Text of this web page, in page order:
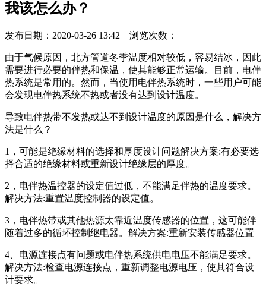
我该怎么办？
发布日期：2020-03-26 13:42 浏览次数：
由于气候原因，北方管道冬季温度相对较低，容易结冰，因此
需要进行必要的伴热和保温，使其能够正常运输。目前，电伴
热系统是常用的。然而，当使用电伴热系统时，一些用户可能
会发现电伴热系统不热或者没有达到设计温度。
导致电伴热带不发热或达不到设计温度的原因是什么，解决方
法是什么？
1，可能是绝缘材料的选择和厚度设计问题解决方案:有必要选
择合适的绝缘材料或重新设计绝缘层的厚度。
2，电伴热温控器的设定值过低，不能满足伴热的温度要求。
解决方法:重置温度控制器的设定值。
3，电伴热带或其他热源太靠近温度传感器的位置，这可能伴
随着过多的循环控制继电器。解决方案:重新安装传感器位置
4、电源连接点有问题或电伴热系统供电电压不能满足要求。
解决方法:检查电源连接点，重新调整电源电压，使其符合设
计要求。